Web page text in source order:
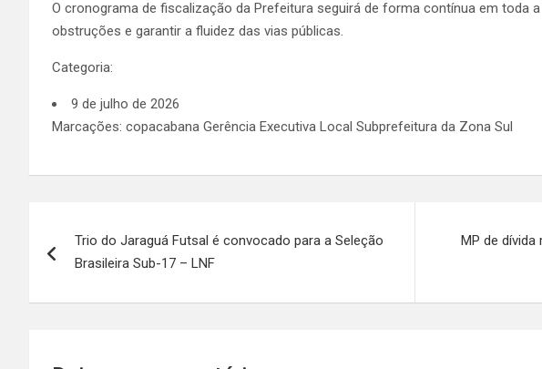
O cronograma de fiscalização da Prefeitura seguirá de forma contínua em toda
obstruções e garantir a fluidez das vias públicas.
Categoria:
9 de julho de 2026
Marcações: copacabana Gerência Executiva Local Subprefeitura da Zona Sul
de
Post
Trio do Jaraguá Futsal é convocado para a Seleção
Brasileira Sub-17 – LNF
MP de